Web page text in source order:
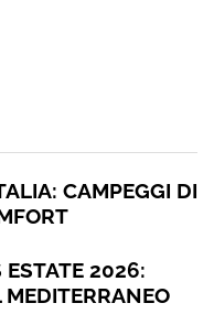
CAMPEGGI DI
ESTATE 2026: